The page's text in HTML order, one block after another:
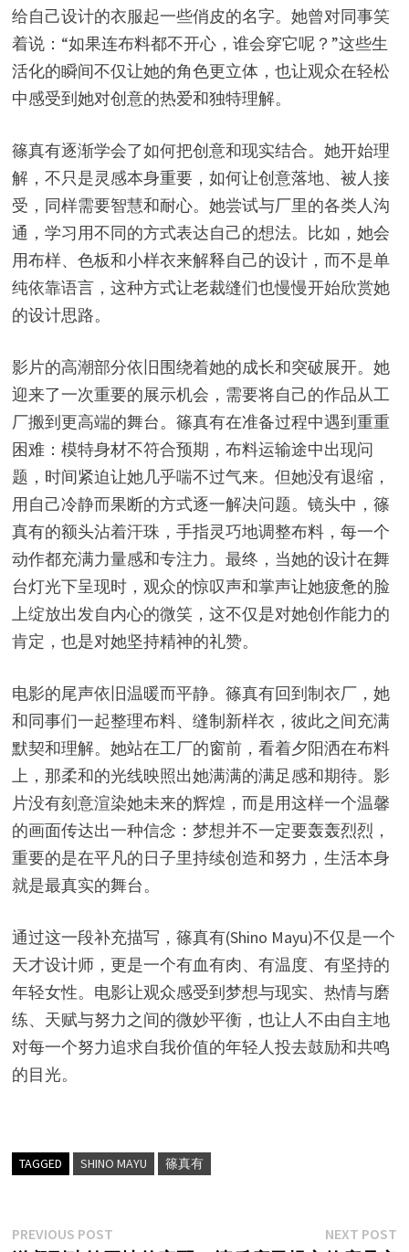
给自己设计的衣服起一些俏皮的名字。她曾对同事笑
着说：“如果连布料都不开心，谁会穿它呢？”这些生
活化的瞬间不仅让她的角色更立体，也让观众在轻松
中感受到她对创意的热爱和独特理解。
篠真有逐渐学会了如何把创意和现实结合。她开始理
解，不只是灵感本身重要，如何让创意落地、被人接
受，同样需要智慧和耐心。她尝试与厂里的各类人沟
通，学习用不同的方式表达自己的想法。比如，她会
用布样、色板和小样衣来解释自己的设计，而不是单
纯依靠语言，这种方式让老裁缝们也慢慢开始欣赏她
的设计思路。
影片的高潮部分依旧围绕着她的成长和突破展开。她
迎来了一次重要的展示机会，需要将自己的作品从工
厂搬到更高端的舞台。篠真有在准备过程中遇到重重
困难：模特身材不符合预期，布料运输途中出现问
题，时间紧迫让她几乎喘不过气来。但她没有退缩，
用自己冷静而果断的方式逐一解决问题。镜头中，篠
真有的额头沾着汗珠，手指灵巧地调整布料，每一个
动作都充满力量感和专注力。最终，当她的设计在舞
台灯光下呈现时，观众的惊叹声和掌声让她疲惫的脸
上绽放出发自内心的微笑，这不仅是对她创作能力的
肯定，也是对她坚持精神的礼赞。
电影的尾声依旧温暖而平静。篠真有回到制衣厂，她
和同事们一起整理布料、缝制新样衣，彼此之间充满
默契和理解。她站在工厂的窗前，看着夕阳洒在布料
上，那柔和的光线映照出她满满的满足感和期待。影
片没有刻意渲染她未来的辉煌，而是用这样一个温馨
的画面传达出一种信念：梦想并不一定要轰轰烈烈，
重要的是在平凡的日子里持续创造和努力，生活本身
就是最真实的舞台。
通过这一段补充描写，篠真有(Shino Mayu)不仅是一个
天才设计师，更是一个有血有肉、有温度、有坚持的
年轻女性。电影让观众感受到梦想与现实、热情与磨
练、天赋与努力之间的微妙平衡，也让人不由自主地
对每一个努力追求自我价值的年轻人投去鼓励和共鸣
的目光。
TAGGED SHINO MAYU 篠真有
文
PREVIOUS POSTPrevious
NEXT POST